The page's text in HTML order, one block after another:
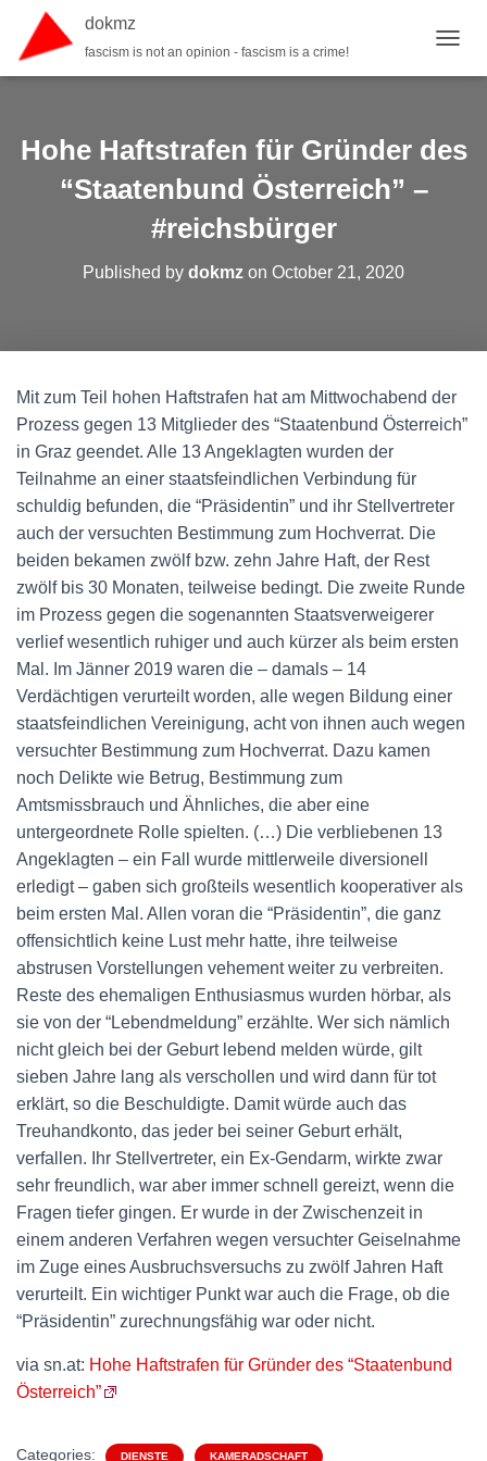
dokmz
fascism is not an opinion - fascism is a crime!
Hohe Haftstrafen für Gründer des
“Staatenbund Österreich” –
#reichsbürger
Published by dokmz on October 21, 2020
Mit zum Teil hohen Haftstrafen hat am Mittwochabend der
Prozess gegen 13 Mitglieder des “Staatenbund Österreich”
in Graz geendet. Alle 13 Angeklagten wurden der
Teilnahme an einer staatsfeindlichen Verbindung für
schuldig befunden, die “Präsidentin” und ihr Stellvertreter
auch der versuchten Bestimmung zum Hochverrat. Die
beiden bekamen zwölf bzw. zehn Jahre Haft, der Rest
zwölf bis 30 Monaten, teilweise bedingt. Die zweite Runde
im Prozess gegen die sogenannten Staatsverweigerer
verlief wesentlich ruhiger und auch kürzer als beim ersten
Mal. Im Jänner 2019 waren die – damals – 14
Verdächtigen verurteilt worden, alle wegen Bildung einer
staatsfeindlichen Vereinigung, acht von ihnen auch wegen
versuchter Bestimmung zum Hochverrat. Dazu kamen
noch Delikte wie Betrug, Bestimmung zum
Amtsmissbrauch und Ähnliches, die aber eine
untergeordnete Rolle spielten. (…) Die verbliebenen 13
Angeklagten – ein Fall wurde mittlerweile diversionell
erledigt – gaben sich großteils wesentlich kooperativer als
beim ersten Mal. Allen voran die “Präsidentin”, die ganz
offensichtlich keine Lust mehr hatte, ihre teilweise
abstrusen Vorstellungen vehement weiter zu verbreiten.
Reste des ehemaligen Enthusiasmus wurden hörbar, als
sie von der “Lebendmeldung” erzählte. Wer sich nämlich
nicht gleich bei der Geburt lebend melden würde, gilt
sieben Jahre lang als verschollen und wird dann für tot
erklärt, so die Beschuldigte. Damit würde auch das
Treuhandkonto, das jeder bei seiner Geburt erhält,
verfallen. Ihr Stellvertreter, ein Ex-Gendarm, wirkte zwar
sehr freundlich, war aber immer schnell gereizt, wenn die
Fragen tiefer gingen. Er wurde in der Zwischenzeit in
einem anderen Verfahren wegen versuchter Geiselnahme
im Zuge eines Ausbruchsversuchs zu zwölf Jahren Haft
verurteilt. Ein wichtiger Punkt war auch die Frage, ob die
“Präsidentin” zurechnungsfähig war oder nicht.
via sn.at: Hohe Haftstrafen für Gründer des “Staatenbund
Österreich”
Categories: DIENSTE KAMERADSCHAFT